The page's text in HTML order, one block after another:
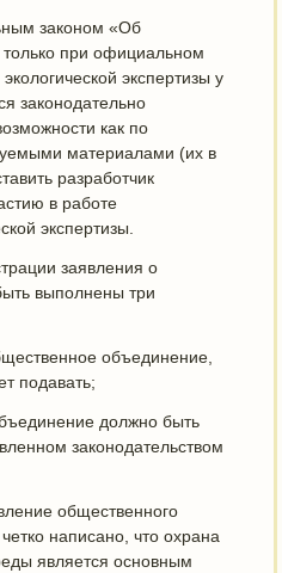
законом «Об
только при официальном
экспертизы у
законодательно
как по
материалами (их в
разработчик
в работе
экспертизы.
заявления о
выполнены три
объединение,
подавать;
должно быть
законодательством
общественного
написано, что охрана
является основным